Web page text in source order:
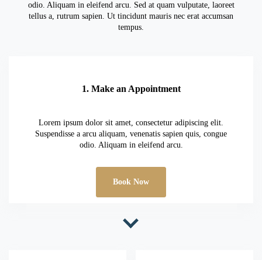
odio. Aliquam in eleifend arcu. Sed at quam vulputate, laoreet
tellus a, rutrum sapien. Ut tincidunt mauris nec erat accumsan
tempus.
1. Make an Appointment
Lorem ipsum dolor sit amet, consectetur adipiscing elit.
Suspendisse a arcu aliquam, venenatis sapien quis, congue
odio. Aliquam in eleifend arcu.
Book Now